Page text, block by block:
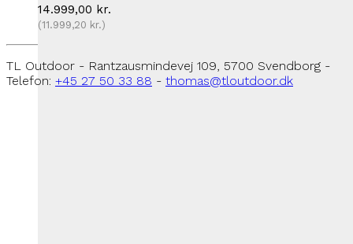
14.999,00 kr.
(11.999,20 kr.)
TL Outdoor - Rantzausmindevej 109, 5700 Svendborg -
Telefon: +45 27 50 33 88 - thomas@tloutdoor.dk